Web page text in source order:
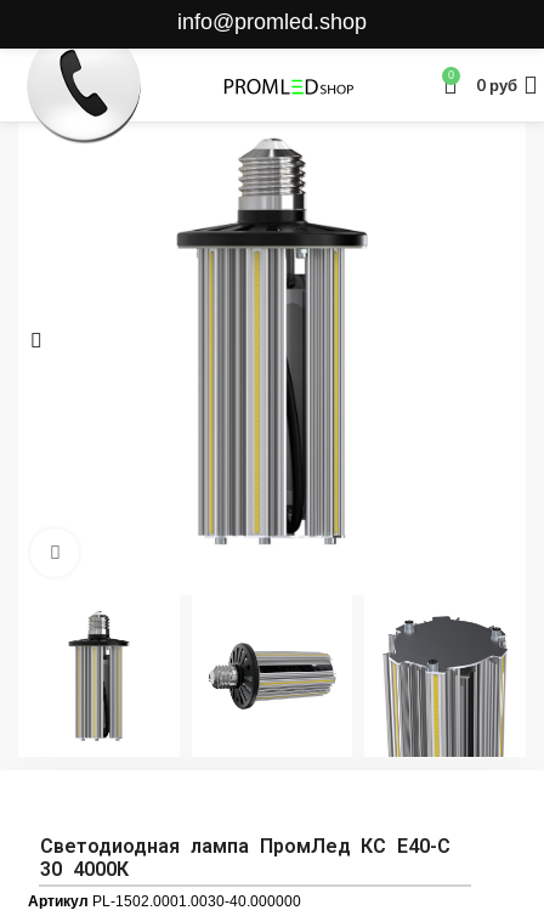
info@promled.shop
0 0руб
Светодиодная лампа ПромЛед КС Е40-С
30 4000К
Артикул PL-1502.0001.0030-40.000000